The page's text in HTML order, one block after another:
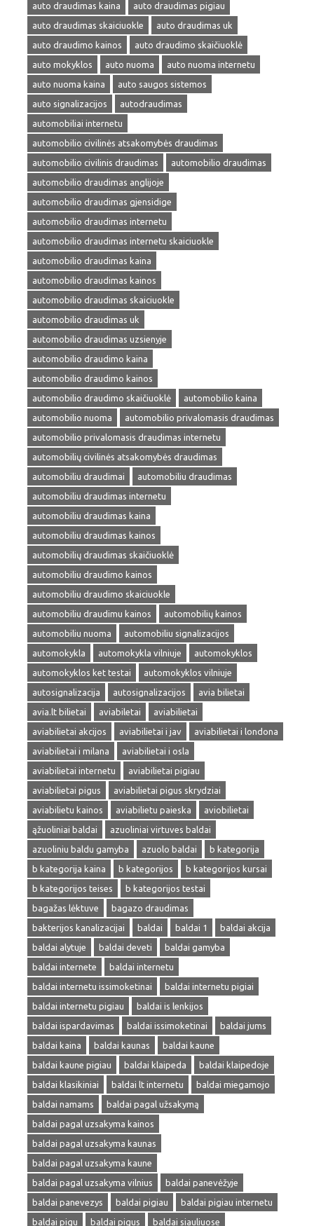
auto draudimas kaina
auto draudimas pigiau
auto draudimas skaiciuokle
auto draudimas uk
auto draudimo kainos
auto draudimo skaičiuoklė
auto mokyklos
auto nuoma
auto nuoma internetu
auto nuoma kaina
auto saugos sistemos
auto signalizacijos
autodraudimas
automobiliai internetu
automobilio civilinės atsakomybės draudimas
automobilio civilinis draudimas
automobilio draudimas
automobilio draudimas anglijoje
automobilio draudimas gjensidige
automobilio draudimas internetu
automobilio draudimas internetu skaiciuokle
automobilio draudimas kaina
automobilio draudimas kainos
automobilio draudimas skaiciuokle
automobilio draudimas uk
automobilio draudimas uzsienyje
automobilio draudimo kaina
automobilio draudimo kainos
automobilio draudimo skaičiuoklė
automobilio kaina
automobilio nuoma
automobilio privalomasis draudimas
automobilio privalomasis draudimas internetu
automobilių civilinės atsakomybės draudimas
automobiliu draudimai
automobiliu draudimas
automobiliu draudimas internetu
automobiliu draudimas kaina
automobiliu draudimas kainos
automobilių draudimas skaičiuoklė
automobiliu draudimo kainos
automobiliu draudimo skaiciuokle
automobiliu draudimu kainos
automobilių kainos
automobiliu nuoma
automobiliu signalizacijos
automokykla
automokykla vilniuje
automokyklos
automokyklos ket testai
automokyklos vilniuje
autosignalizacija
autosignalizacijos
avia bilietai
avia.lt bilietai
aviabiletai
aviabilietai
aviabilietai akcijos
aviabilietai i jav
aviabilietai i londona
aviabilietai i milana
aviabilietai i osla
aviabilietai internetu
aviabilietai pigiau
aviabilietai pigus
aviabilietai pigus skrydziai
aviabilietu kainos
aviabilietu paieska
aviobilietai
ąžuoliniai baldai
azuoliniai virtuves baldai
azuoliniu baldu gamyba
azuolo baldai
b kategorija
b kategorija kaina
b kategorijos
b kategorijos kursai
b kategorijos teises
b kategorijos testai
bagažas lėktuve
bagazo draudimas
bakterijos kanalizacijai
baldai baldai 1
baldai akcija
baldai alytuje
baldai deveti
baldai gamyba
baldai internete
baldai internetu
baldai internetu issimoketinai
baldai internetu pigiai
baldai internetu pigiau
baldai is lenkijos
baldai ispardavimas
baldai issimoketinai
baldai jums
baldai kaina
baldai kaunas
baldai kaune
baldai kaune pigiau
baldai klaipeda
baldai klaipedoje
baldai klasikiniai
baldai lt internetu
baldai miegamojo
baldai namams
baldai pagal užsakymą
baldai pagal uzsakyma kainos
baldai pagal uzsakyma kaunas
baldai pagal uzsakyma kaune
baldai pagal uzsakyma vilnius
baldai panevėžyje
baldai panevezys
baldai pigiau
baldai pigiau internetu
baldai pigu
baldai pigus baldai siauliuose